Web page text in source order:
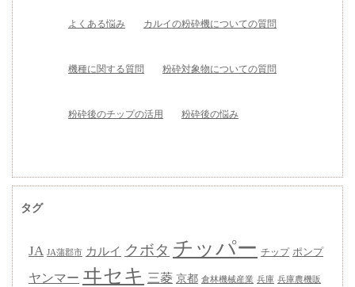
よくある悩み カルイの粉砕機についての質問
機種に関する質問 粉砕対象物についての質問
粉砕後のチップの活用 粉砕後の悩み
タグ
JA JA蒲郡市 カルイ クボタ チッパー チップ ポンプ
ヤンマー ヰセキ 三菱 京都 倉林機械産業 兵庫 兵庫農機販